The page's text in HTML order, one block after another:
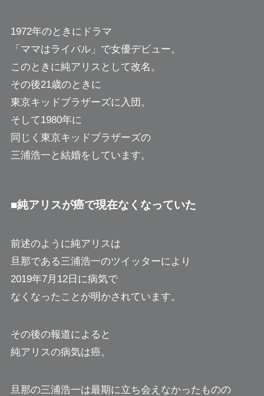
1972年のときにドラマ
「ママはライバル」で女優デビュー。
このときに純アリスとして改名。
その後21歳のときに
東京キッドブラザーズに入団。
そして1980年に
同じく東京キッドブラザーズの
三浦浩一と結婚をしています。
■純アリスが癌で現在なくなっていた
前述のように純アリスは
旦那である三浦浩一のツイッターにより
2019年7月12日に病気で
なくなったことが明かされています。
その後の報道によると
純アリスの病気は癌。
旦那の三浦浩一は最期に立ち会えなかったものの